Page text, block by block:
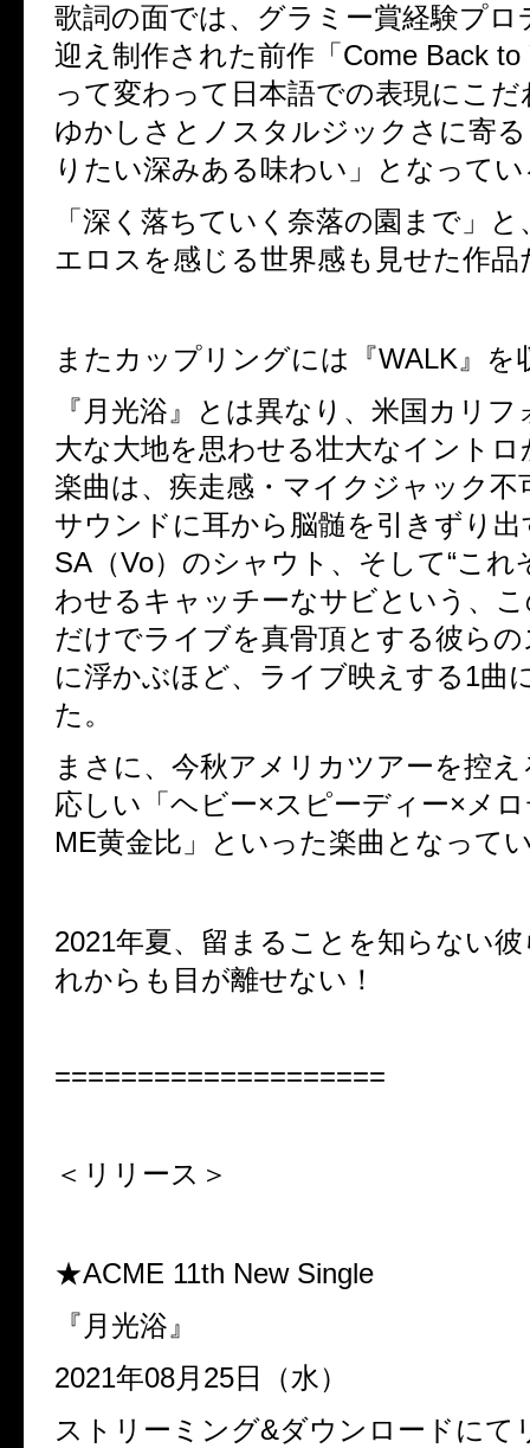
歌詞の面では、グラミー賞経験プロ
迎え制作された前作「Come Back to
って変わって 日本語での表現にこ
ゆかしさとノスタルジックさに寄
りたい深みある味わい」となって
「深く落ちていく奈落の園まで」
エロスを感じる世界感も見せた作品
またカップリングには『WALK』を
『月光浴』とは異なり、米国カリ
大な大地を思わせる壮大なイント
楽曲は、疾走感・マイクジャック不
サウンドに耳から脳髄を引きずり
SA（Vo）のシャウト、そして“これ
わせるキャッチーなサビという、
だけでライブを真骨頂とする彼ら
に浮かぶほど、ライブ映えする1曲
た。
まさに、今秋アメリカツアーを控
応しい「ヘビー×スピーディー×メ
ME黄金比」といった楽曲となって
2021年夏、留まることを知らない
れからも目が離せない！
====================
＜リリース＞
★ACME 11th New Single
『月光浴』
2021年08月25日（水）
ストリーミング&ダウンロードにて